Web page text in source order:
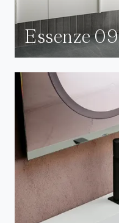
Essenze 09